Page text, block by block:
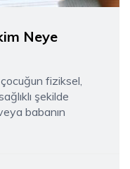
Neye
fiziksel,
şekilde
babanın